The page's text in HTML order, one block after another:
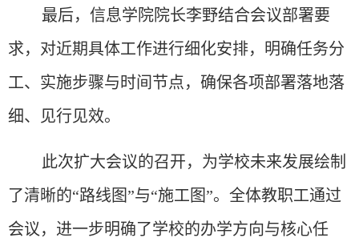
最后，信息学院院长李野结合会议部署要
求，对近期具体工作进行细化安排，明确任务分
工、实施步骤与时间节点，确保各项部署落地落
细、见行见效。
此次扩大会议的召开，为学校未来发展绘制
了清晰的“路线图”与“施工图”。全体教职工通过
会议，进一步明确了学校的办学方向与核心任